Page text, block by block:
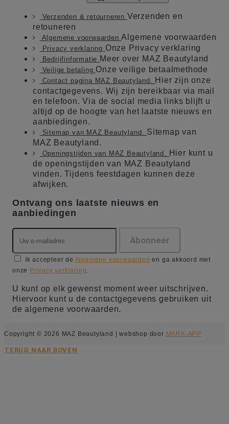
Verzenden & retourneren Verzenden en
retouneren
Algemene voorwaardenAlgemene voorwaarden
Privacy verklaring Onze Privacy verklaring
Bedrijfinformatie Meer over MAZ Beautyland
Veilige betaling Onze veilige betaalmethode
Contact pagina MAZ Beautyland.
Hier zijn onze
contactgegevens. Wij zijn bereikbaar via mail
en telefoon. Via de social media links blijft u
altijd op de hoogte van het laatste nieuws en
aanbiedingen.
Sitemap van MAZ Beautyland. Sitemap van
MAZ Beautyland.
Openingstijden van MAZ Beautyland.
Hier kunt u
de openingstijden van MAZ Beautyland
vinden. Tijdens feestdagen kunnen deze
afwijken.
Ontvang ons laatste nieuws en
aanbiedingen
Ik accepteer de Algemene voorwaarden en ga akkoord met
onze Privacy verklaring.
U kunt op elk gewenst moment weer uitschrijven.
Hiervoor kunt u de contactgegevens gebruiken uit
de algemene voorwaarden.
Copyright © 2026 MAZ Beautyland | webshop door MARK-APP
TERUG NAAR BOVEN